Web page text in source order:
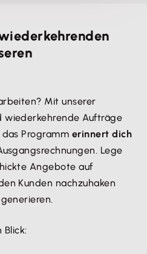
Mit unserer
wiederkehrende Aufträge
Programm erinnert dich
Lege
Angebote auf
Kunden nachzuhaken
Blick: